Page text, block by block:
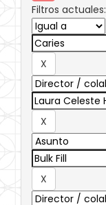
Filtros actuales: